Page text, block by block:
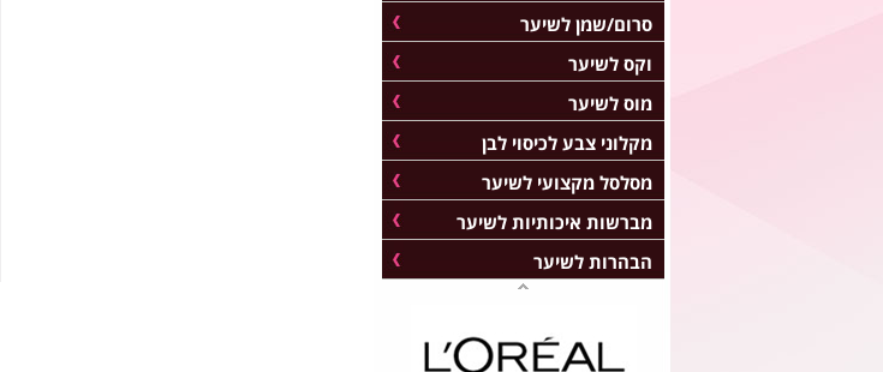
סרום/שמן לשיער
וקס לשיער
מוס לשיער
מקלוני צבע לכיסוי לבן
מסלסל מקצועי לשיער
מברשות איכותיות לשיער
הבהרות לשיער